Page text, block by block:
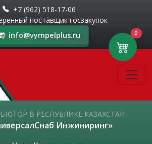
+7 (962) 518-17-06
поставщик госзакупок
info@vympelplus.ru
В РЕСПУБЛИКЕ КАЗАХСТАН
Инжиниринг»
0